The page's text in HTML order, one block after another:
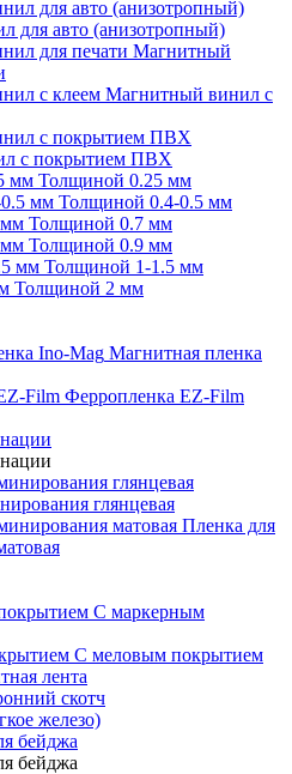
для авто (анизотропный)
Магнитный
Магнитный винил с
с покрытием ПВХ
Толщиной 0.25 мм
Толщиной 0.4-0.5 мм
Толщиной 0.7 мм
Толщиной 0.9 мм
Толщиной 1-1.5 мм
Толщиной 2 мм
Магнитная пленка
Ферропленка EZ-Film
глянцевая
Пленка для
С маркерным
С меловым покрытием
лента
скотч
железо)
бейджа
бейджа